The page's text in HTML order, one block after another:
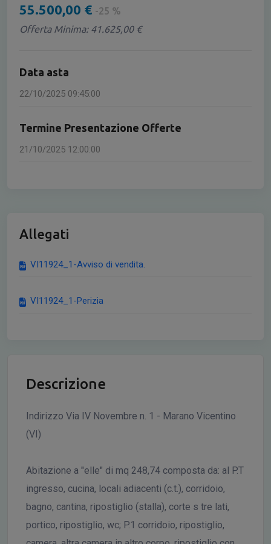
Descrizione
Indirizzo Via IV Novembre n. 1 - Marano Vicentino
(VI)
Abitazione a "elle" di mq 248,74 composta da: al P.T
ingresso, cucina, locali adiacenti (c.t.), corridoio,
bagno, cantina, ripostiglio (stalla), corte s tre lati,
portico, ripostiglio, wc; P.1 corridoio, ripostiglio,
55.500,00 € -25 %
Offerta Minima: 41.625,00 €
Data asta
22/10/2025 09:45:00
Termine Presentazione Offerte
21/10/2025 12:00:00
Allegati
VI11924_1-Avviso di vendita.
VI11924_1-Perizia